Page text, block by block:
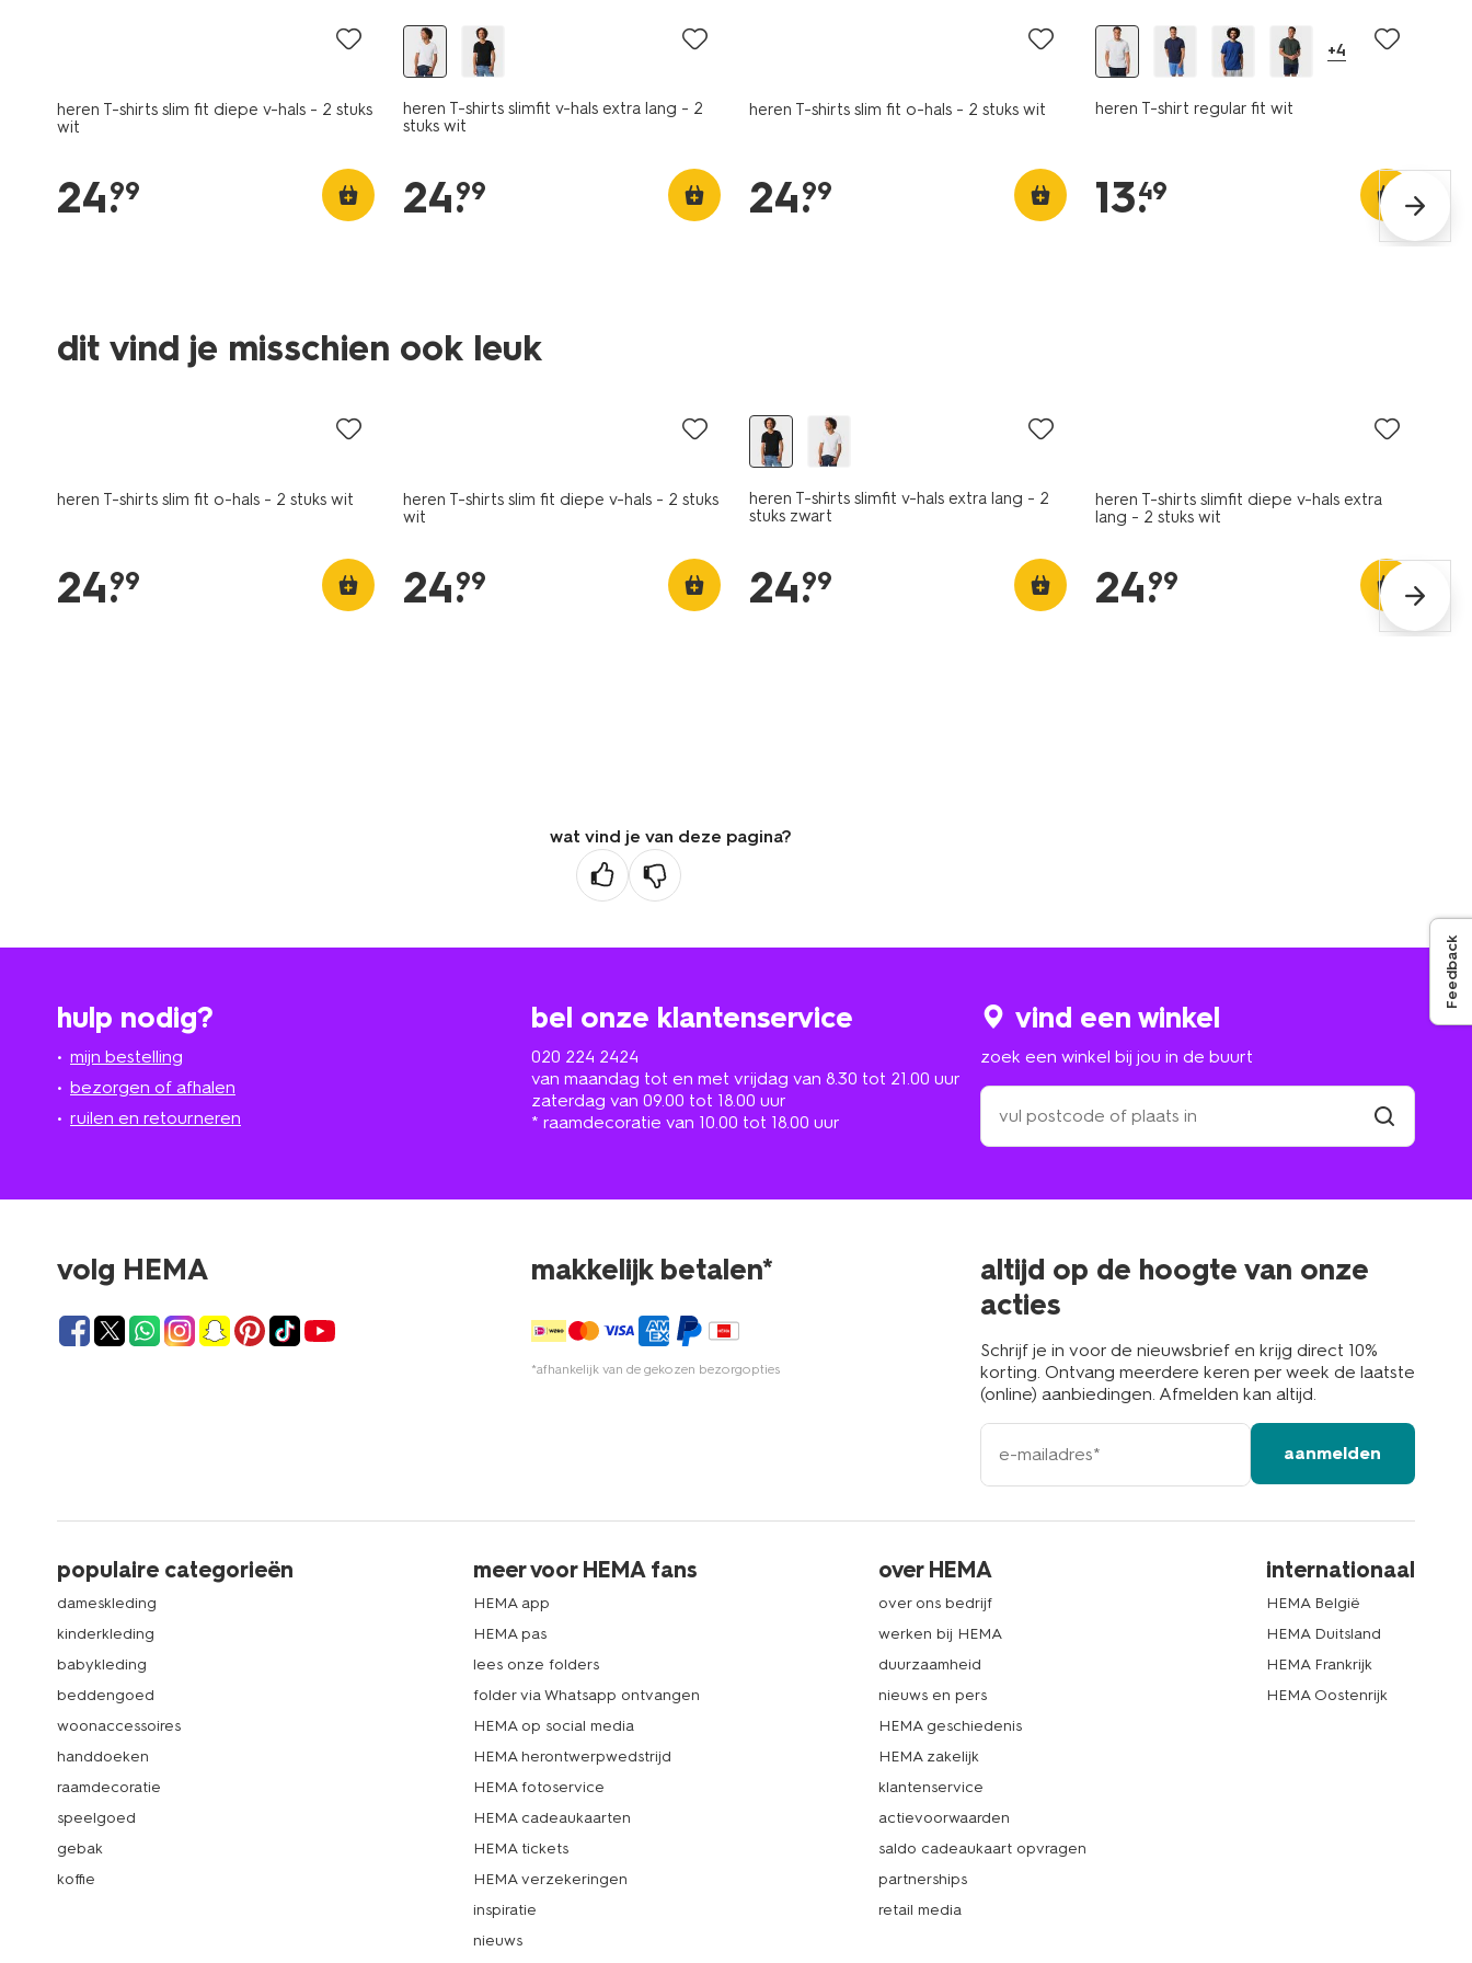
heren T-shirts slim fit diepe v-hals - 2 stuks
wit
24.
99
heren T-shirts slimfit v-hals extra lang - 2
stuks wit
24.
99
heren T-shirts slim fit o-hals - 2 stuks wit
24.
99
+4
heren T-shirt regular fit wit
13.
49
dit vind je misschien ook leuk
heren T-shirts slim fit o-hals - 2 stuks wit
24.
99
heren T-shirts slim fit diepe v-hals - 2 stuks
wit
24.
99
heren T-shirts slimfit v-hals extra lang - 2
stuks zwart
24.
99
heren T-shirts slimfit diepe v-hals extra
lang - 2 stuks wit
24.
99
wat vind je van deze pagina?
hulp nodig?
mijn bestelling
bezorgen of afhalen
ruilen en retourneren
bel onze klantenservice
020 224 2424
van maandag tot en met vrijdag van 8.30 tot 21.00 uur
zaterdag van 09.00 tot 18.00 uur
* raamdecoratie van 10.00 tot 18.00 uur
vind een winkel
zoek een winkel bij jou in de buurt
zoek
een
winkel
in
volg HEMA makkelijk betalen*
*afhankelijk van de gekozen bezorgopties
altijd op de hoogte van onze
acties
Schrijf je in voor de nieuwsbrief en krijg direct 10%
korting. Ontvang meerdere keren per week de laatste
(online) aanbiedingen. Afmelden kan altijd.
e-
mailadres
aanmelden
populaire categorieën
dameskleding
kinderkleding
babykleding
beddengoed
woonaccessoires
handdoeken
raamdecoratie
speelgoed
gebak
koffie
meer voor HEMA fans
HEMA app
HEMA pas
lees onze folders
folder via Whatsapp ontvangen
HEMA op social media
HEMA herontwerpwedstrijd
HEMA fotoservice
HEMA cadeaukaarten
HEMA tickets
HEMA verzekeringen
inspiratie
nieuws
over HEMA
over ons bedrijf
werken bij HEMA
duurzaamheid
nieuws en pers
HEMA geschiedenis
HEMA zakelijk
klantenservice
actievoorwaarden
saldo cadeaukaart opvragen
partnerships
retail media
internationaal
HEMA België
HEMA Duitsland
HEMA Frankrijk
HEMA Oostenrijk
Feedback